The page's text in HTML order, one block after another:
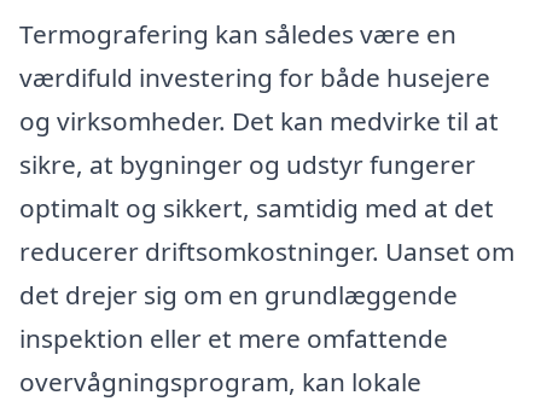
Termografering kan således være en
værdifuld investering for både husejere
og virksomheder. Det kan medvirke til at
sikre, at bygninger og udstyr fungerer
optimalt og sikkert, samtidig med at det
reducerer driftsomkostninger. Uanset om
det drejer sig om en grundlæggende
inspektion eller et mere omfattende
overvågningsprogram, kan lokale